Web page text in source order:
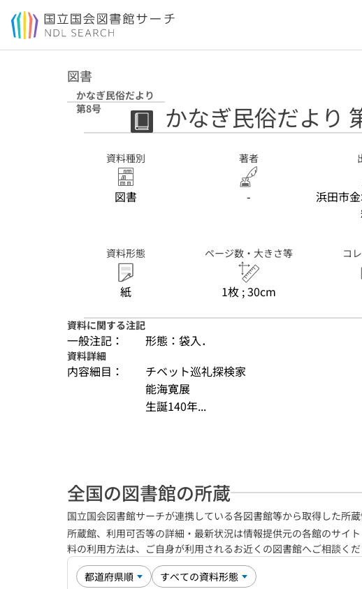
本文へ移動
図書
かなぎ民俗だより
第8号
かなぎ民俗だより
資料種別
図書
著者
-
浜田市
資料形態
紙
ページ数・大きさ等
1枚 ; 30cm
コ
資料に関する注記
一般注記： 形態：袋入．
資料詳細
内容細目：
チベット巡礼探検家
能海寛展
生誕140年...
全国の図書館の所蔵
国立国会図書館サーチが連携している各図書館等から取得した所蔵
所蔵館、利用可否等の詳細・最新状況は情報提供元の各館のサイ
料の利用方法は、ご自身が利用されるお近くの図書館へご相談く